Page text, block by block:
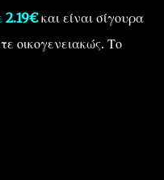
2.19€και είναι σίγουρα
οικογενειακώς. Το